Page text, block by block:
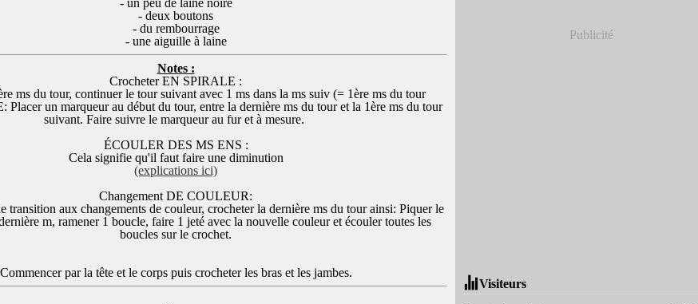
- un peu de laine noire
- deux boutons
- du rembourrage
- une aiguille à laine
Notes :
Crocheter EN SPIRALE :
ms du tour, continuer le tour suivant avec 1 ms dans la ms suiv (= 1ère ms du tour
Placer un marqueur au début du tour, entre la dernière ms du tour et la 1ère ms du tour
suivant. Faire suivre le marqueur au fur et à mesure.
ÉCOULER DES MS ENS :
Cela signifie qu'il faut faire une diminution
(explications ici)
Changement DE COULEUR:
transition aux changements de couleur, crocheter la dernière ms du tour ainsi: Piquer le
m, ramener 1 boucle, faire 1 jeté avec la nouvelle couleur et écouler toutes les
boucles sur le crochet.
Commencer par la tête et le corps puis crocheter les bras et les jambes.
Publicité
Visiteurs